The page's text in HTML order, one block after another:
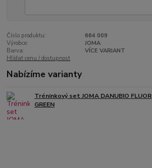
Číslo produktu:
664 009
Výrobce:
JOMA
Barva:
VÍCE VARIANT
Hlídat cenu / dostupnost
Nabízíme varianty
Tréninkový set JOMA DANUBIO FLUOR
GREEN